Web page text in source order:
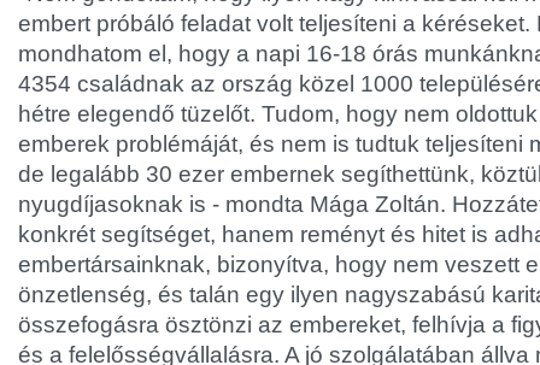
embert próbáló feladat volt teljesíteni a kéréseket.
mondhatom el, hogy a napi 16-18 órás
4354 családnak az ország közel 1000
hétre elegendő tüzelőt. Tudom, hogy nem
emberek problémáját, és nem is tudtuk teljesíteni
de legalább 30 ezer embernek segíthettünk,
nyugdíjasoknak is - mondta Mága Zoltán.
konkrét segítséget, hanem reményt és hitet is
embertársainknak, bizonyítva, hogy nem veszett
önzetlenség, és talán egy ilyen nagyszabású
összefogásra ösztönzi az embereket, felhívja a
és a felelősségvállalásra. A jó szolgálatában állva